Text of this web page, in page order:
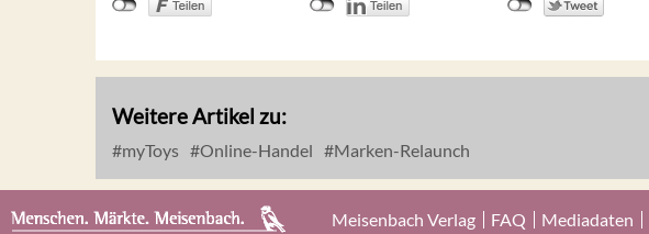
Weitere Artikel zu:
myToys Online-Handel Marken-Relaunch
Meisenbach Verlag FAQ Mediadaten